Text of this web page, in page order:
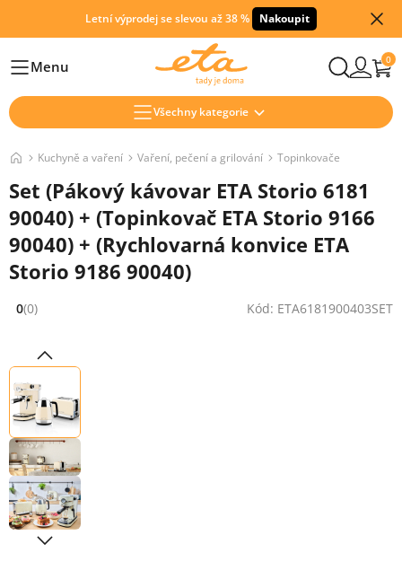
Letní výprodej se slevou až 38 % Nakoupit
HlavníMenu 0
Všechny kategorie
Kuchyně a vaření Vaření, pečení a grilování Topinkovače
Set (Pákový kávovar ETA Storio 6181
90040) + (Topinkovač ETA Storio 9166
90040) + (Rychlovarná konvice ETA
Storio 9186 90040)
Hodnocení: 0 z 5 (0 recenzí)
0(0) Kód: ETA6181900403SET